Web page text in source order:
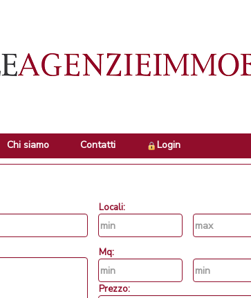
Chi siamo Contatti Login
Locali:
Mq:
Prezzo: